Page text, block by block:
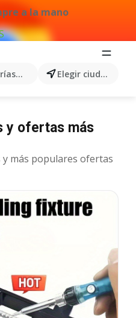
a la mano
productos... Elegir ciudad
y ofertas más
y más populares ofertas